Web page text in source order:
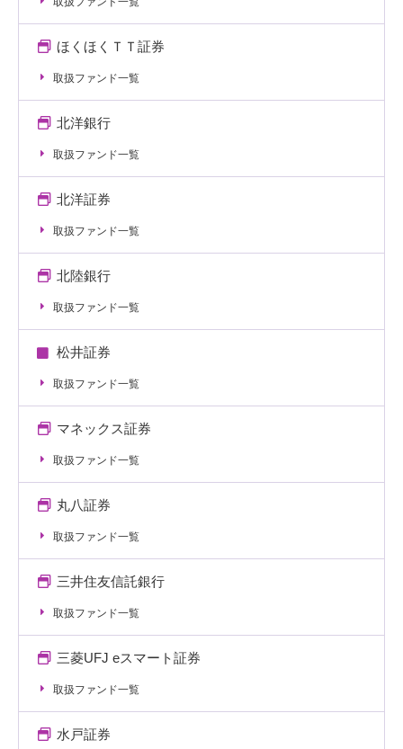
ほくほくＴＴ証券
取扱ファンド一覧
北洋銀行
取扱ファンド一覧
北洋証券
取扱ファンド一覧
北陸銀行
取扱ファンド一覧
松井証券
取扱ファンド一覧
マネックス証券
取扱ファンド一覧
丸八証券
取扱ファンド一覧
三井住友信託銀行
取扱ファンド一覧
三菱UFJ eスマート証券
取扱ファンド一覧
水戸証券